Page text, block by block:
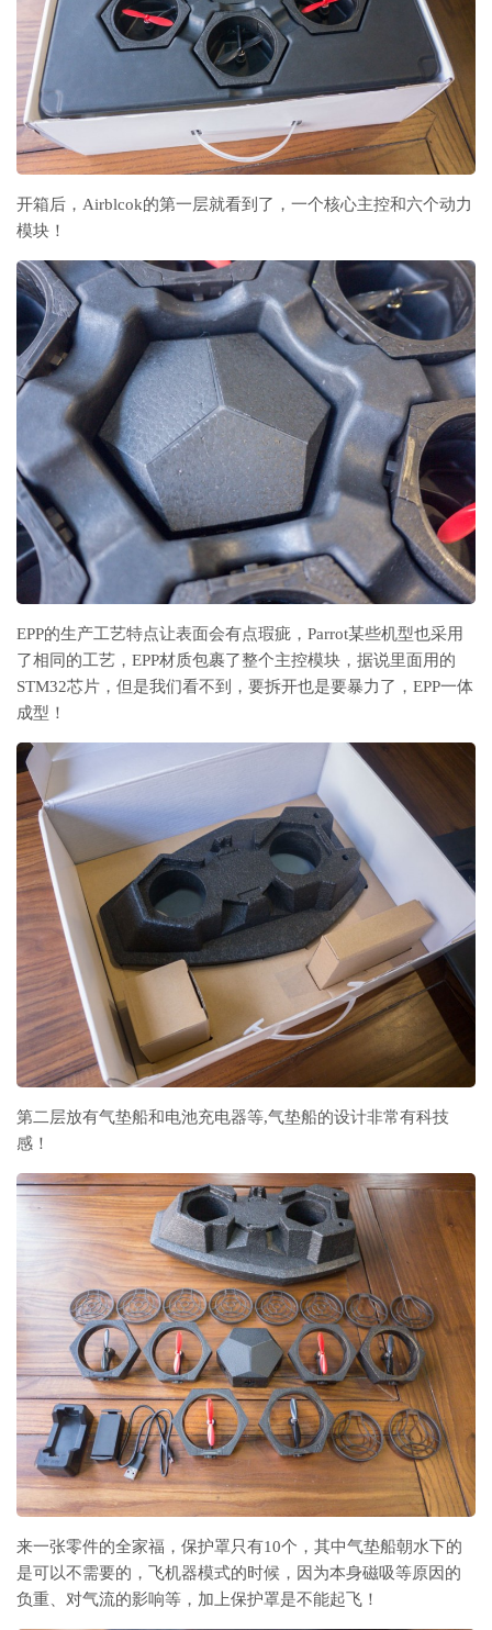
开箱后，Airblcok的第一层就看到了，一个核心主控和六个动力
模块！
EPP的生产工艺特点让表面会有点瑕疵，Parrot某些机型也采用
了相同的工艺，EPP材质包裹了整个主控模块，据说里面用的
STM32芯片，但是我们看不到，要拆开也是要暴力了，EPP一体
成型！
第二层放有气垫船和电池充电器等,气垫船的设计非常有科技
感！
来一张零件的全家福，保护罩只有10个，其中气垫船朝水下的
是可以不需要的，飞机器模式的时候，因为本身磁吸等原因的
负重、对气流的影响等，加上保护罩是不能起飞！